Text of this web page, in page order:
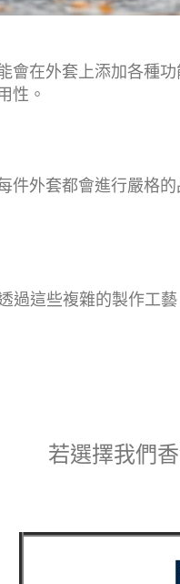
會在外套上添加各種
性。
件外套都會進行嚴格
過這些複雜的製作工
若選擇我們